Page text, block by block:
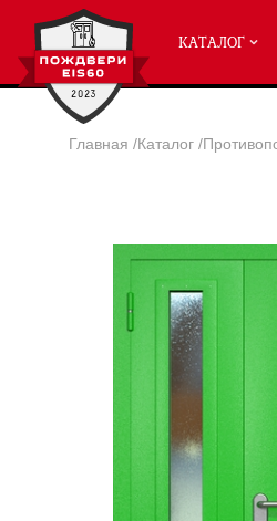
КАТАЛОГ
Главная /Каталог /